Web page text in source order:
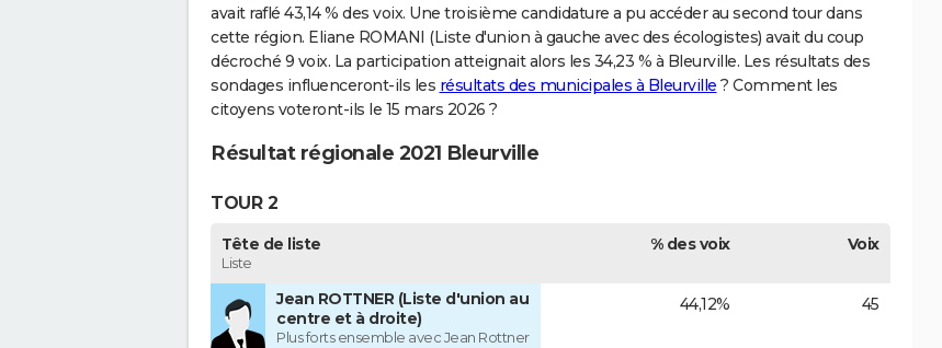
avait raflé 43,14 % des voix. Une troisième candidature a pu accéder au second tour dans
cette région. Eliane ROMANI (Liste d'union à gauche avec des écologistes) avait du coup
décroché 9 voix. La participation atteignait alors les 34,23 % à Bleurville. Les résultats des
sondages influenceront-ils les résultats des municipales à Bleurville ? Comment les
citoyens voteront-ils le 15 mars 2026 ?
Résultat régionale 2021 Bleurville
TOUR 2
Tête de liste
Liste
% des voix Voix
Jean ROTTNER (Liste d'union au
centre et à droite)
Plus forts ensemble avec Jean Rottner
44,12% 45